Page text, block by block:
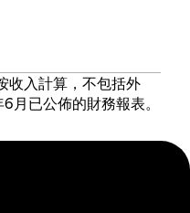
收入計算，不包括外
月已公佈的財務報表。